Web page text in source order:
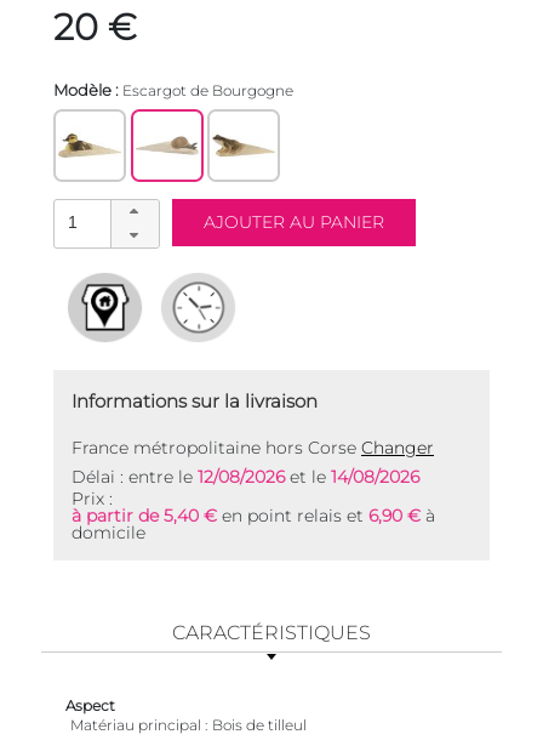
20 €
Modèle : Escargot de Bourgogne
Informations sur la livraison
France métropolitaine hors Corse Changer
Délai : entre le 12/08/2026et le 14/08/2026
Prix :
à partir de 5,40 € en point relais et 6,90 € à
domicile
CARACTÉRISTIQUES
Aspect
Matériau principal
Bois de tilleul